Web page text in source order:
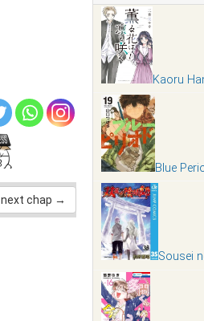
next chap →
Kaoru
Blue
Sousei